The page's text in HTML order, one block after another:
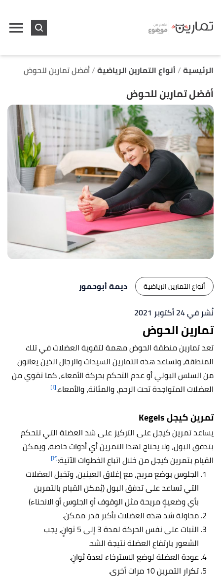
الرئيسية أنواع التمارين الرياضية أفضل تمارين للحوض
أفضل تمارين للحوض
أنواع التمارين الرياضية
ديمة أبوحمور
نُشر في 24 أكتوبر 2021
تمارين الحوض
تعد تمارين منطقة الحوض مهمة لتقوية العضلات في تلك
المنطقة، وتساعد هذه التمارين السيدات والرجال الذين يعانون
من السلس البولي أو عدم التحكم بحركة الأمعاء، كما تقوي من
العضلات المتواجدة تحت الرحم، والمثانة، والأمعاء.[١]
تمرين كيجل Kegels
يساعد تمرين كيجل على التركيز على شد العضلة التي تتحكم
بتدفق البول، ولا يحتاج لهذا التمرين أي أدوات خاصة، ويمكن
القيام بتمرين كيجل من خلال اتباع الخطوات الآتية:[٢]
الجلوس بوضع مريح، مع إغلاق العينين، وتخيل العضلات
التي تساعد على تدفق البول (يُمكن القيام بالتمرين
بأي وضعيةٍ مريحة مثل الوقوف أو الجلوس أو الانحناء)
محاولة شد هذه العضلات بأكبر قدر ممكن.
الثبات على نفس الحركة لمدة 3 إلى 5 ثوانٍ، يجب
الشعور بارتفاع العضلة نتيجة الشد.
عودة العضلة لوضع الاسترخاء لعدة ثوانٍ.
تكرار التمرين 10 مرات أخرى.